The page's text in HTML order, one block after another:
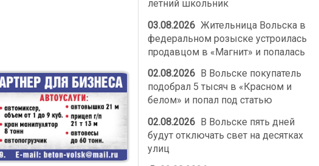
летний школьник
03.08.2026 Жительница Вольска в
федеральном розыске устроилась
продавцом в «Магнит» и попалась
02.08.2026
В Вольске покупатель
подобрал 5 тысяч в «Красном и
белом» и попал под статью
02.08.2026 В Вольске пять дней
будут отключать свет на десятках
улиц